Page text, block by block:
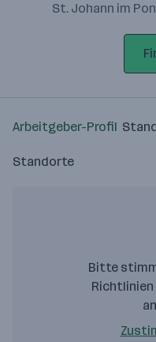
St. Johann im
Arbeitgeber-Profil
Standorte
Bitte
Richtlinien